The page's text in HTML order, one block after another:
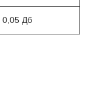
0,05 Дб